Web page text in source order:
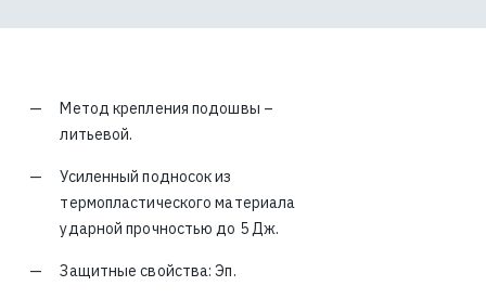
Метод крепления подошвы –
литьевой.
Усиленный подносок из
термопластического материала
ударной прочностью до 5 Дж.
Защитные свойства: Эп.